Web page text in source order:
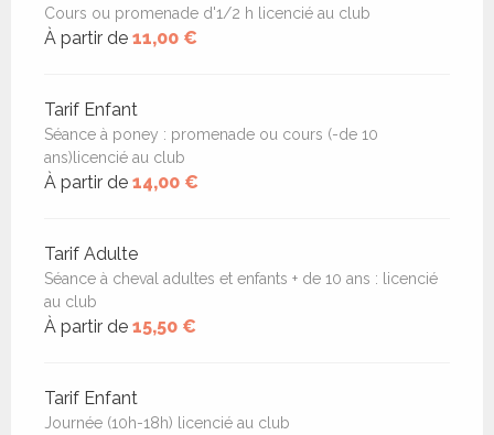
Cours ou promenade d'1/2 h licencié au club
À partir de 11,00 €
Tarif Enfant
Séance à poney : promenade ou cours (-de 10
ans)licencié au club
À partir de 14,00 €
Tarif Adulte
Séance à cheval adultes et enfants + de 10 ans : licencié
au club
À partir de 15,50 €
Tarif Enfant
Journée (10h-18h) licencié au club